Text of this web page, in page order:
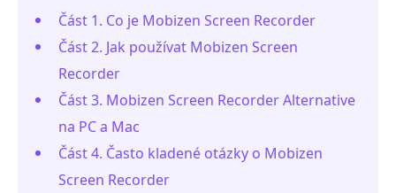
Část 1. Co je Mobizen Screen Recorder
Část 2. Jak používat Mobizen Screen
Recorder
Část 3. Mobizen Screen Recorder Alternative
na PC a Mac
Část 4. Často kladené otázky o Mobizen
Screen Recorder